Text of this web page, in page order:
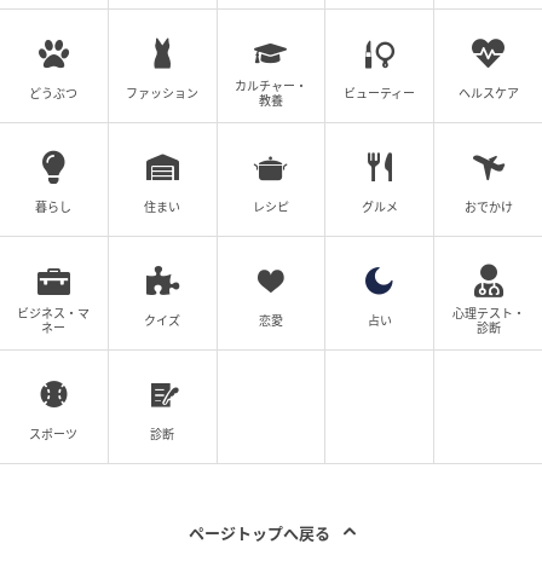
【漫画】義母が私への謝罪が必要ないと言い切る
理由は？【エリート夫に浮気された話 Vol.19】
ウーマンエキサイト
全話一覧を見る
クリエイター情報
子育て・くらし・レシピ・ハンドメイド・ビューテ
どうぶつ ファッション
カルチャー・
教養
ビューティー ヘルスケア
暮らし 住まい レシピ グルメ おでかけ
ビジネス・マ
ネー
クイズ 恋愛 占い
心理テスト・
診断
スポーツ 診断
ページトップへ戻る